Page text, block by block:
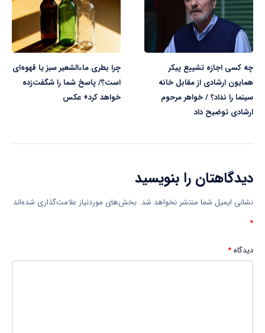
چه کسی اجازه تشییع پیکر
همایون ارشادی از مقابل خانه
سینما را نداد؟ / خواهر مرحوم
ارشادی توضیح داد
چرا بطری‌ ماءالشعیر سبز یا قهوه‌ای
است؟/ ‎پاسخ شما را شگفت‌زده
خواهد کرد+ عکس
دیدگاهتان را بنویسید
نشانی ایمیل شما منتشر نخواهد شد. بخش‌های موردنیاز علامت‌گذاری شده‌اند
*
دیدگاه*